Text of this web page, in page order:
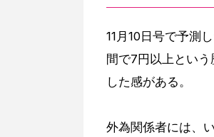
11月10日号で予測
間で7円以上とい
した感がある。
外為関係者には、